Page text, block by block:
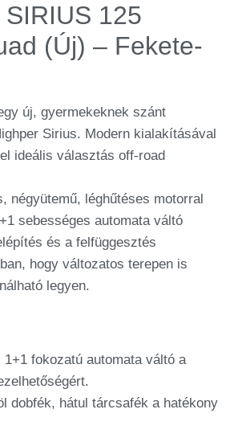
125
(Új) – Fekete-
új, gyermekeknek szánt
Sirius. Modern kialakításával
ideális választás off-road
négyütemű, léghűtéses motorral
sebességes automata váltó
és a felfüggesztés
hogy változatos terepen is
legyen.
1+1 fokozatú automata váltó a
dobfék, hátul tárcsafék a hatékony